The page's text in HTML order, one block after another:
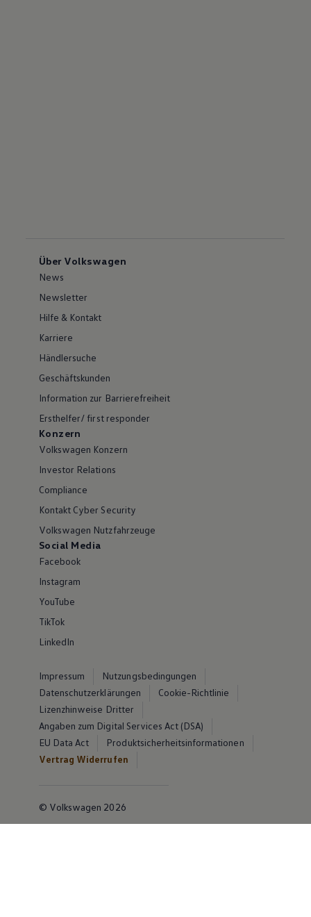
Über Volkswagen
News
Newsletter
Hilfe & Kontakt
Karriere
Händlersuche
Geschäftskunden
Information zur Barrierefreiheit
Ersthelfer/ first responder
Konzern
Volkswagen Konzern
Investor Relations
Compliance
Kontakt Cyber Security
Volkswagen Nutzfahrzeuge
Social Media
Facebook
Instagram
YouTube
TikTok
LinkedIn
Impressum
Nutzungsbedingungen
Datenschutzerklärungen
Cookie-Richtlinie
Lizenzhinweise Dritter
Angaben zum Digital Services Act (DSA)
EU Data Act
Produktsicherheitsinformationen
Vertrag Widerrufen
© Volkswagen 2026